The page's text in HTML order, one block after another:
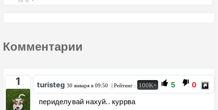
Комментарии
1 turisteg 30 января в 09:50 | Рейтинг : 100K+ 5 0
периделувай нахуй.. куррва